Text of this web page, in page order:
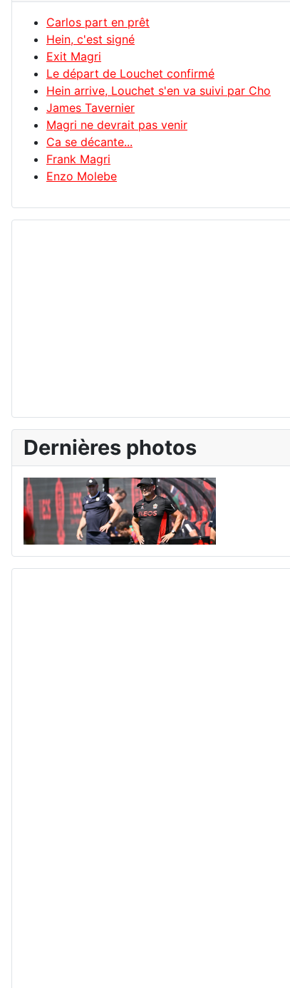
Carlos part en prêt
Hein, c'est signé
Exit Magri
Le départ de Louchet confirmé
Hein arrive, Louchet s'en va suivi par Cho
James Tavernier
Magri ne devrait pas venir
Ca se décante...
Frank Magri
Enzo Molebe
Dernières photos